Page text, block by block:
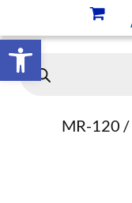
פתח
/ MR-120